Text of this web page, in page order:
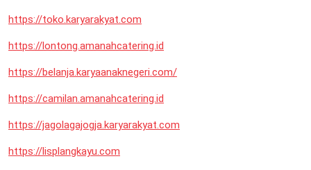
https://toko.karyarakyat.com
https://lontong.amanahcatering.id
https://belanja.karyaanaknegeri.com/
https://camilan.amanahcatering.id
https://jagolagajogja.karyarakyat.com
https://lisplangkayu.com